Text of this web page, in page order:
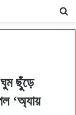
ঘুম ছুঁড়ে
‘অ্যায়